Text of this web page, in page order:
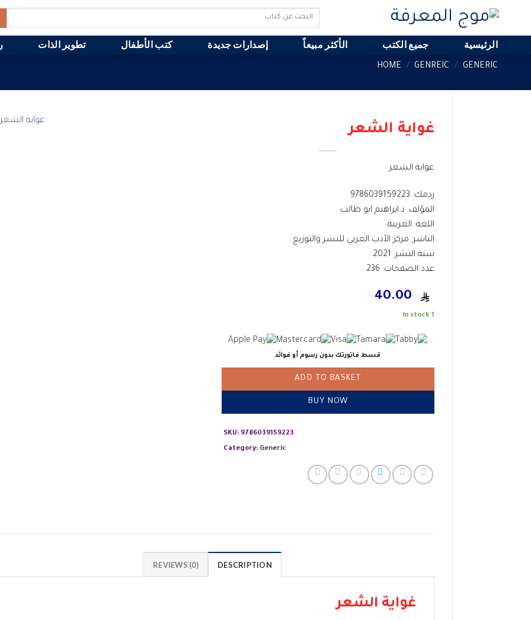
content
Search
الرئيسية جميع الكتب الأكثر مبيعاً إصدارات جديدة كتب الأطفال تطوير الذات
HOME / GENREIC / GENERIC
غواية الشعر
غواية الشعر
ردمك: 9786039159223
المؤلف: د.ابراهيم ابو طالب
اللغة: العربية
الناشر: مركز الأدب العربي للنشر والتوزيع
سنة النشر: 2021
عدد الصفحات: 236
1 in stock
قسط فاتورتك بدون رسوم أو فوائد
ADD TO BASKET
BUY NOW
SKU: 9786039159223
Category: Generic
DESCRIPTION
REVIEWS (0)
غواية الشعر